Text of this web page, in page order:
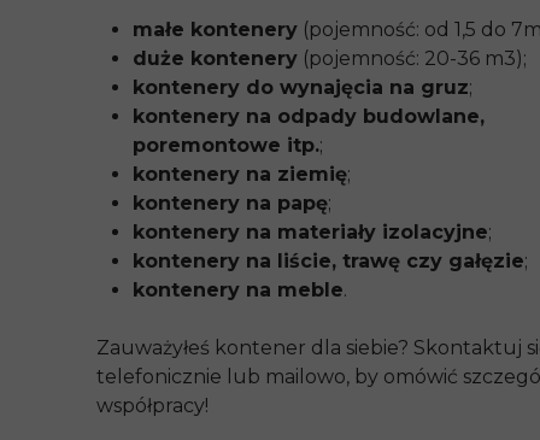
małe kontenery (pojemność: od 1,5 do
duże kontenery (pojemność: 20-36 m3);
kontenery do wynajęcia na gruz;
kontenery na odpady budowlane,
poremontowe itp.;
kontenery na ziemię;
kontenery na papę;
kontenery na materiały izolacyjne;
kontenery na liście, trawę czy gałęzie;
kontenery na meble.
Zauważyłeś kontener dla siebie? Skontaktuj
telefonicznie lub mailowo, by omówić
współpracy!